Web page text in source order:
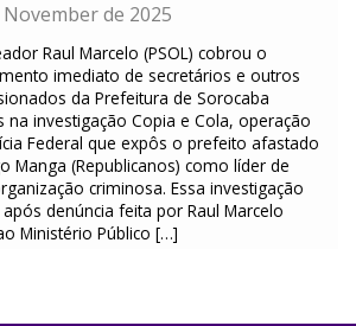
November de 2025
Raul Marcelo (PSOL) cobrou o
imediato de secretários e outros
da Prefeitura de Sorocaba
na investigação Copia e Cola, operação
Federal que expôs o prefeito afastado
Manga (Republicanos) como líder de
criminosa. Essa investigação
denúncia feita por Raul Marcelo
Ministério Público […]